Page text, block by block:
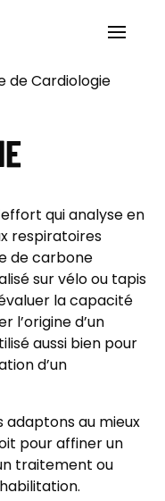
de Cardiologie
qui analyse en
respiratoires
de carbone
sur vélo ou tapis
la capacité
l’origine d’un
aussi bien pour
d’un
adaptons au mieux
pour affiner un
traitement ou